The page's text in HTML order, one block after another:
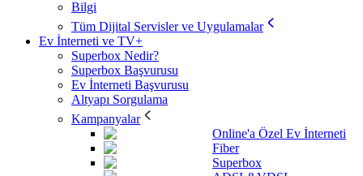
Bilgi
Tüm Dijital Servisler ve Uygulamalar
Ev İnterneti ve TV+
Superbox Nedir?
Superbox Başvurusu
Ev İnterneti Başvurusu
Altyapı Sorgulama
Kampanyalar
Online'a Özel Ev İnterneti
Fiber
Superbox